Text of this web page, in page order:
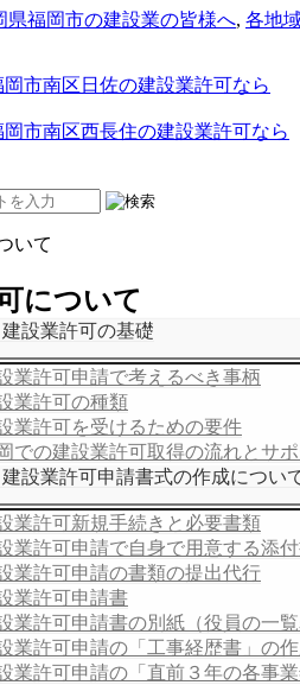
県福岡市の建設業の皆様へ, 各地
市南区日佐の建設業許可なら
市南区西長住の建設業許可なら
いて
について
建設業許可の基礎
業許可申請で考えるべき事柄
業許可の種類
業許可を受けるための要件
での建設業許可取得の流れとサ
建設業許可申請書式の作成につい
業許可新規手続きと必要書類
業許可申請で自身で用意する添
業許可申請の書類の提出代行
業許可申請書
業許可申請書の別紙（役員の一覧
業許可申請の「工事経歴書」の
業許可申請の「直前３年の各事